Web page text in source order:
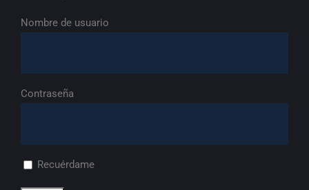
Nombre de usuario
Contraseña
Recuérdame